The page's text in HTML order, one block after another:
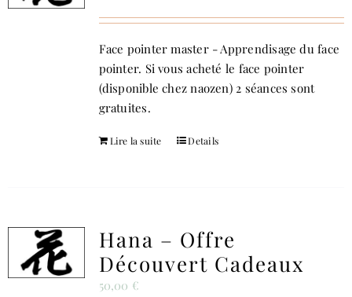
Face pointer master - Apprendisage du face
pointer. Si vous acheté le face pointer
(disponible chez naozen) 2 séances sont
gratuites.
Lire la suite Details
Hana – Offre
Découvert Cadeaux
50,00 €